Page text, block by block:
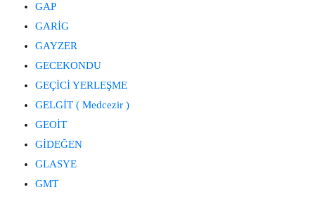
GAP
GARİG
GAYZER
GECEKONDU
GEÇİCİ YERLEŞME
GELGİT ( Medcezir )
GEOİT
GİDEĞEN
GLASYE
GMT